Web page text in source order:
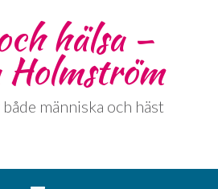
hälsa –
människa och häst